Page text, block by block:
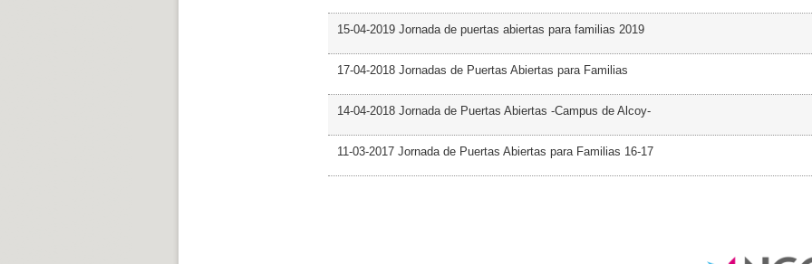
15-04-2019 Jornada de puertas abiertas para familias 2019
17-04-2018 Jornadas de Puertas Abiertas para Familias
14-04-2018 Jornada de Puertas Abiertas -Campus de Alcoy-
11-03-2017 Jornada de Puertas Abiertas para Familias 16-17